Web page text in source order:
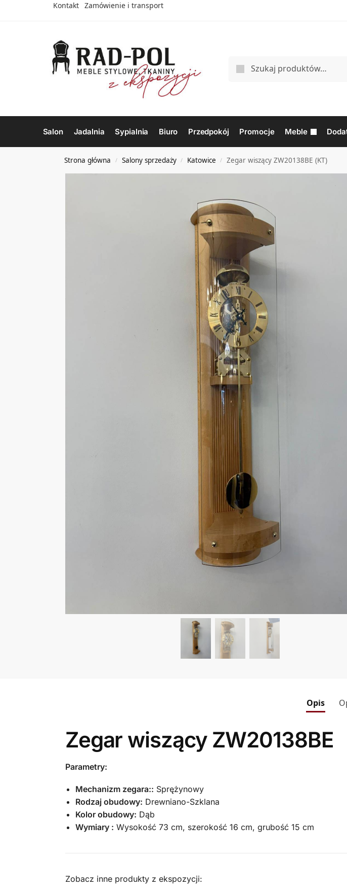
Kontakt Zamówienie i transport
Salon Jadalnia Sypialnia Biuro Przedpokój Promocje Meble
Strona główna / Salony sprzedaży / Katowice / Zegar wiszący ZW20138BE (KT)
Opis
Zegar wiszący ZW20138BE
Parametry:
Mechanizm zegara:: Sprężynowy
Rodzaj obudowy: Drewniano-Szklana
Kolor obudowy: Dąb
Wymiary : Wysokość 73 cm, szerokość 16 cm, grubość 15 cm
Zobacz inne produkty z ekspozycji: